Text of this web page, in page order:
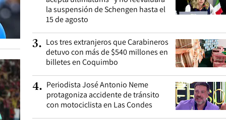
la suspensión de Schengen hasta el
15 de agosto
3. Los tres extranjeros que Carabineros
detuvo con más de $540 millones en
billetes en Coquimbo
4. Periodista José Antonio Neme
protagoniza accidente de tránsito
con motociclista en Las Condes